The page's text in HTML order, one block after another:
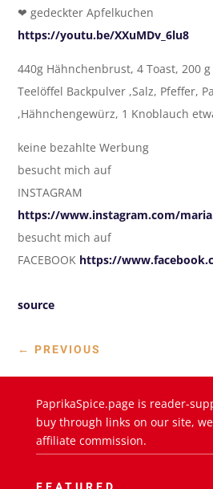
❤ gedeckter Apfelkuchen
https://youtu.be/XXuMDv_6lu8
440g Hähnchenbrust, 4 Toast, 200
Teelöffel Backpulver ,Salz, Pfeffer,
,Hähnchengewürz, 1 Knoblauch
keine bezahlte Werbung
besucht mich auf
INSTAGRAM
https://www.instagram.com/
besucht mich auf
FACEBOOK https://
source
← PREVIOUS
PaprikaSpice.page is reader-
buy through links on our site,
affiliate commission.